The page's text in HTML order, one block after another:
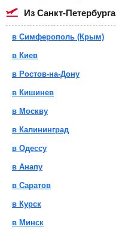
из Санкт-Петербурга
в Симферополь (Крым)
в Киев
в Ростов-на-Дону
в Кишинев
в Москву
в Калининград
в Одессу
в Анапу
в Саратов
в Курск
в Минск